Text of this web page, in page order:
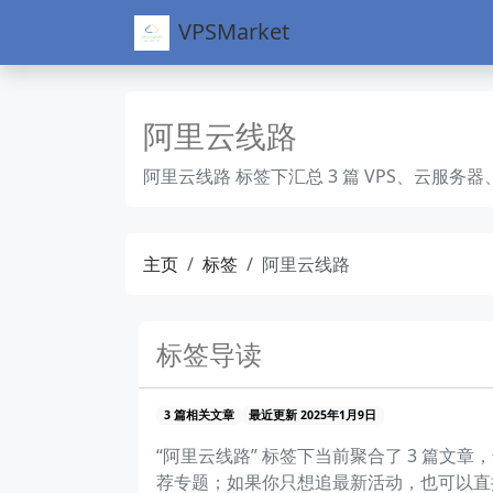
VPSMarket
阿里云线路
阿里云线路 标签下汇总 3 篇 VPS、云服务
主页 标签 阿里云线路
标签导读
3 篇相关文章 最近更新 2025年1月9日
“阿里云线路” 标签下当前聚合了 3 篇文章
荐专题；如果你只想追最新活动，也可以